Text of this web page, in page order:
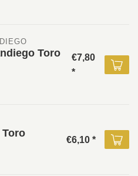
Toro
€7,80
*
€6,10 *